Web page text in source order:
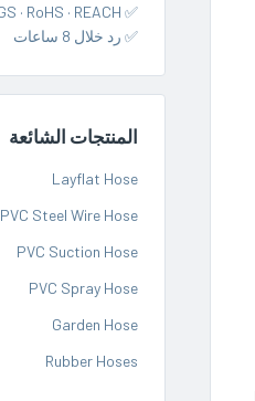
✅ SGS · RoHS · REACH
✅ رد خلال 8 ساعات
المنتجات الشائعة
Layflat Hose
PVC Steel Wire Hose
PVC Suction Hose
PVC Spray Hose
Garden Hose
Rubber Hoses